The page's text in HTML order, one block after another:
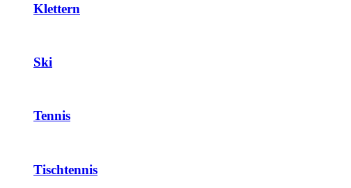
Klettern
Ski
Tennis
Tischtennis